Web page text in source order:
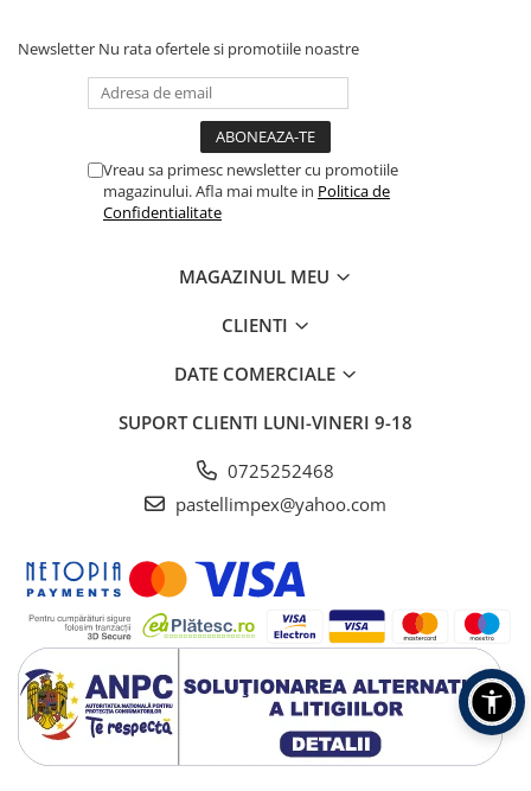
Newsletter Nu rata ofertele si promotiile noastre
Vreau sa primesc newsletter cu promotiile
magazinului. Afla mai multe in Politica de
Confidentialitate
MAGAZINUL MEU
CLIENTI
DATE COMERCIALE
SUPORT CLIENTI LUNI-VINERI 9-18
0725252468
pastellimpex@yahoo.com